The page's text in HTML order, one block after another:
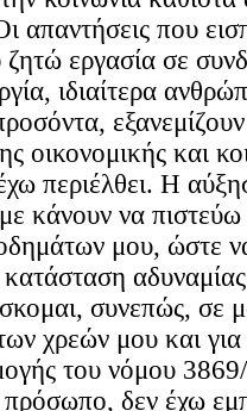
απαντήσεις που
εργασία σε
ιδιαίτερα
οικονομικής και
περιέλθει. Η
κάνουν να πιστεύω
μου, ώστε
συνεπώς, σε
χρεών μου και
του νόμου
πρόσωπο, δεν έχω